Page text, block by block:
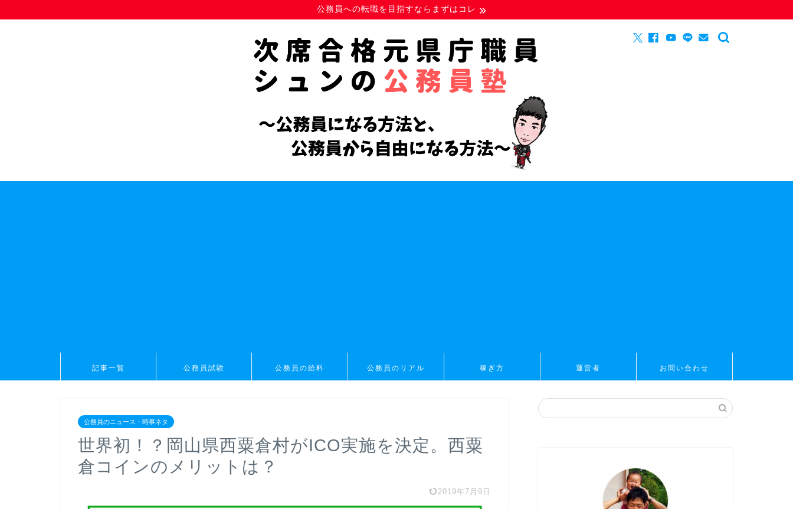
公務員への転職を目指すならまずはコレ
記事一覧 公務員試験 公務員の給料 公務員のリアル 稼ぎ方 運営者 お問い合わせ
公務員のニュース・時事ネタ
世界初！？岡山県西粟倉村がICO実施を決定。西粟
倉コインのメリットは？
2019年7月9日